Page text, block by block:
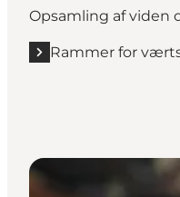
Opsamling af viden
Rammer for